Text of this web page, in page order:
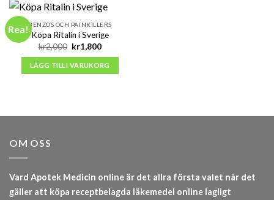
Rea! BENZOS OCH PAINKILLERS
Köpa Ritalin i Sverige
kr2,000 Det
ursprungliga
priset
var:
kr1,800Det
priset
är:
LÄGG TILL I VARUKORG
OM OSS
Vard Apotek Medicin online är det allra första valet när det
gäller att köpa receptbelagda läkemedel online lagligt